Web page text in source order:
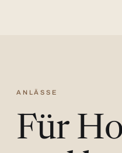
ANLÄSSE
Für